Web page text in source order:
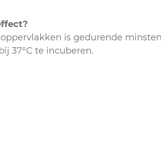
is gedurende
37°C te incuberen.